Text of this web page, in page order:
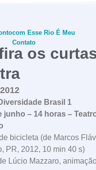
Esse Rio É Meu
Contato
os
Brasil 1
junho – 14 horas –
bicicleta (de Marcos
PR, 2012, 10 min 40 s)
Lúcio Mazzaro,